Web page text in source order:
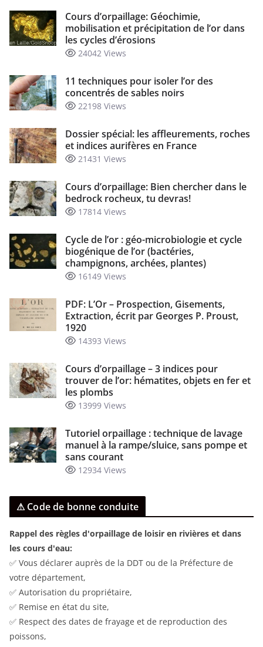
Cours d’orpaillage: Géochimie,
mobilisation et précipitation de l’or dans
les cycles d’érosions
24042 Views
11 techniques pour isoler l’or des
concentrés de sables noirs
22198 Views
Dossier spécial: les affleurements, roches
et indices aurifères en France
21431 Views
Cours d’orpaillage: Bien chercher dans le
bedrock rocheux, tu devras!
17814 Views
Cycle de l’or : géo-microbiologie et cycle
biogénique de l’or (bactéries,
champignons, archées, plantes)
16149 Views
PDF: L’Or – Prospection, Gisements,
Extraction, écrit par Georges P. Proust,
1920
14393 Views
Cours d’orpaillage – 3 indices pour
trouver de l’or: hématites, objets en fer et
les plombs
13999 Views
Tutoriel orpaillage : technique de lavage
manuel à la rampe/sluice, sans pompe et
sans courant
12934 Views
⚠ Code de bonne conduite
Rappel des règles d'orpaillage de loisir en rivières et dans
les cours d'eau:
✅ Vous déclarer auprès de la DDT ou de la Préfecture de
votre département,
✅ Autorisation du propriétaire,
✅ Remise en état du site,
✅ Respect des dates de frayage et de reproduction des
poissons,